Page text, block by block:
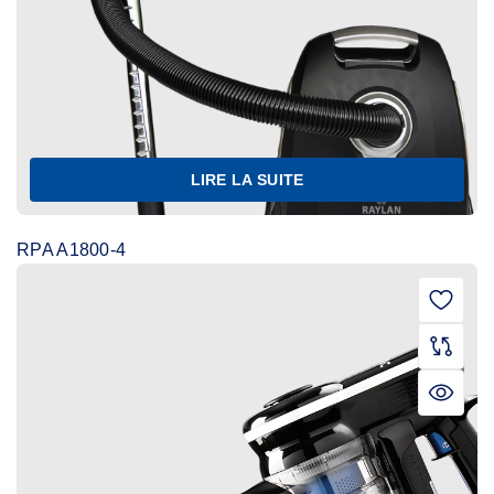
LIRE LA SUITE
RPA A1800-4